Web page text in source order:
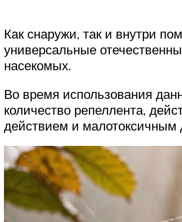
Как снаружи, так и внутри
универсальные
насекомых.
Во время использования
количество репеллента,
действием и